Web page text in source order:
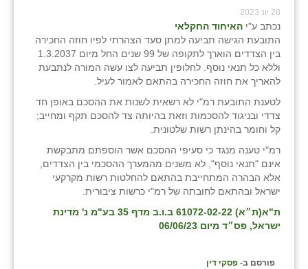
28 יונ 2023
נכתב ע"י האיחוד החקלאי
התובעת הגישה תביעה למתן סעד הצהרתי לפיו חוזה החכירה
בין הצדדים הוארך לתקופה של 99 שנים החל מיום 1.3.2037
וללא כל תנאי נוסף. לחלופין תביעה לצו עשה המורה לנתבעת
להאריך את חוזה החכירה בהתאם לאמור לעיל.
לטענת התובעת רמ"י לא רשאית לשנות את ההסכם באופן חד
צדדי ובניגוד להסכמות וזאת בהיותה צד להסכם תקף ומחייב;
קל וחומר בהינתן רשות שלטונית.
רמ"י טענה מנגד כי סעיפי ההסכם אשר הוספתם מתבקשת
אינם "תנאי נוסף", לא משנים מהמערך ההסכמי בין הצדדים,
אלא הבהרה המתחייבת בהתאם להחלטות רשות מקרקעי
ישראל ובהתאם לחובתה של רמ"י כרשות ציבורית.
ת"א(ת״א) 61072-02-22 ב.ו.ב מדף 35 בע"מ נ' מדינת
ישראל, פס״ד מיום 06/06/23
פורסם ב- פסקי דין